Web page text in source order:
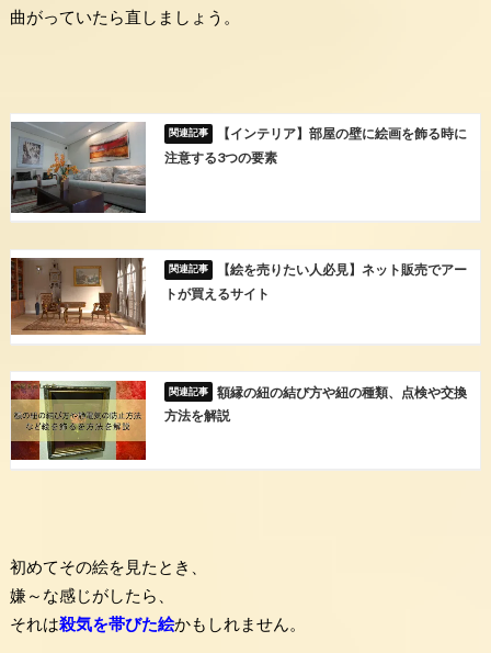
曲がっていたら直しましょう。
【インテリア】部屋の壁に絵画を飾る時に
注意する3つの要素
【絵を売りたい人必見】ネット販売でアー
トが買えるサイト
額縁の紐の結び方や紐の種類、点検や交換
方法を解説
初めてその絵を見たとき、
嫌～な感じがしたら、
それは殺気を帯びた絵かもしれません。